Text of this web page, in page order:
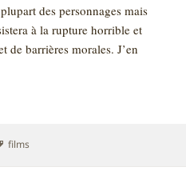
des personnages mais
à la rupture horrible et
de barrières morales. J’en
Mots-
films